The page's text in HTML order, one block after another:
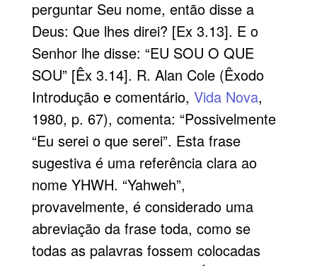
perguntar Seu nome, então disse a
Deus: Que lhes direi? [Ex 3.13]. E o
Senhor lhe disse: “EU SOU O QUE
SOU” [Êx 3.14]. R. Alan Cole (Êxodo
Introdução e comentário, Vida Nova,
1980, p. 67), comenta: “Possivelmente
“Eu serei o que serei”. Esta frase
sugestiva é uma referência clara ao
nome YHWH. “Yahweh”,
provavelmente, é considerado uma
abreviação da frase toda, como se
todas as palavras fossem colocadas